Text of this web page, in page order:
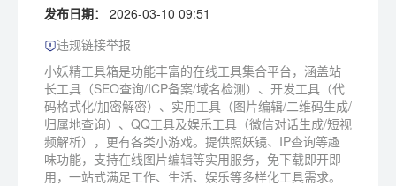
发布日期：
2026-03-10 09:51
违规链接举报
小妖精工具箱是功能丰富的在线工具集合平台，涵盖站
长工具（SEO查询/ICP备案/域名检测）、开发工具（代
码格式化/加密解密）、实用工具（图片编辑/二维码生成/
归属地查询）、QQ工具及娱乐工具（微信对话生成/短视
频解析），更有各类小游戏。提供照妖镜、IP查询等趣
味功能，支持在线图片编辑等实用服务，免下载即开即
用，一站式满足工作、生活、娱乐等多样化工具需求。